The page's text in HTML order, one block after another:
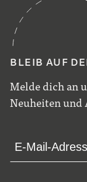
BLEIB AUF
Melde dich an
Neuheiten und